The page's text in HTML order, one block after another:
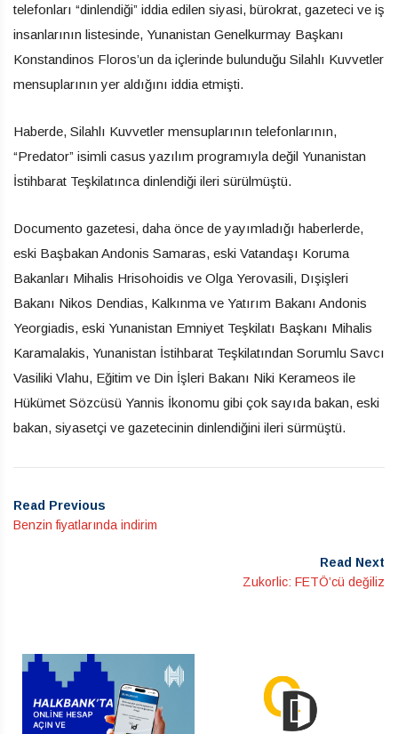
telefonları “dinlendiği” iddia edilen siyasi, bürokrat, gazeteci ve iş
insanlarının listesinde, Yunanistan Genelkurmay Başkanı
Konstandinos Floros’un da içlerinde bulunduğu Silahlı Kuvvetler
mensuplarının yer aldığını iddia etmişti.
Haberde, Silahlı Kuvvetler mensuplarının telefonlarının,
“Predator” isimli casus yazılım programıyla değil Yunanistan
İstihbarat Teşkilatınca dinlendiği ileri sürülmüştü.
Documento gazetesi, daha önce de yayımladığı haberlerde,
eski Başbakan Andonis Samaras, eski Vatandaşı Koruma
Bakanları Mihalis Hrisohoidis ve Olga Yerovasili, Dışişleri
Bakanı Nikos Dendias, Kalkınma ve Yatırım Bakanı Andonis
Yeorgiadis, eski Yunanistan Emniyet Teşkilatı Başkanı Mihalis
Karamalakis, Yunanistan İstihbarat Teşkilatından Sorumlu Savcı
Vasiliki Vlahu, Eğitim ve Din İşleri Bakanı Niki Kerameos ile
Hükümet Sözcüsü Yannis İkonomu gibi çok sayıda bakan, eski
bakan, siyasetçi ve gazetecinin dinlendiğini ileri sürmüştü.
Read Previous
Benzin fiyatlarında indirim
Read Next
Zukorlic: FETÖ’cü değiliz